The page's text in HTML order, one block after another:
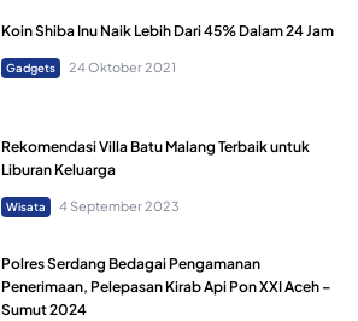
Koin Shiba Inu Naik Lebih Dari 45% Dalam 24 Jam
Gadgets 24 Oktober 2021
Rekomendasi Villa Batu Malang Terbaik untuk
Liburan Keluarga
Wisata 4 September 2023
Polres Serdang Bedagai Pengamanan
Penerimaan, Pelepasan Kirab Api Pon XXI Aceh –
Sumut 2024